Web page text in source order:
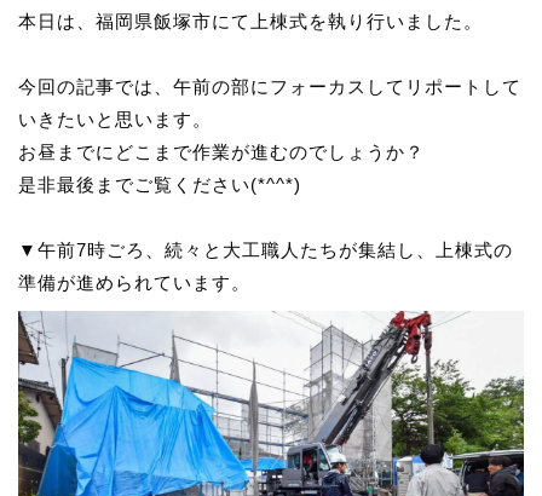
本日は、福岡県飯塚市にて上棟式を執り行いました。
今回の記事では、午前の部にフォーカスしてリポートして
いきたいと思います。
お昼までにどこまで作業が進むのでしょうか？
是非最後までご覧ください(*^^*)
▼午前7時ごろ、続々と大工職人たちが集結し、上棟式の
準備が進められています。